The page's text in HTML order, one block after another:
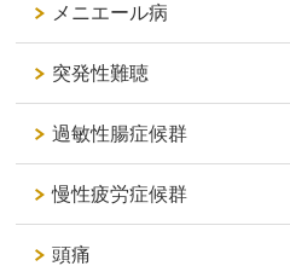
メニエール病
突発性難聴
過敏性腸症候群
慢性疲労症候群
頭痛